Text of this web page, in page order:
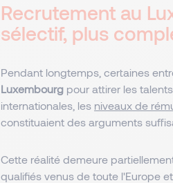
Recrutement au
sélectif, plus
Pendant longtemps, certaines
Luxembourg pour attirer les
internationales, les niveaux de
constituaient des arguments
Cette réalité demeure
qualifiés venus de toute l'Europe